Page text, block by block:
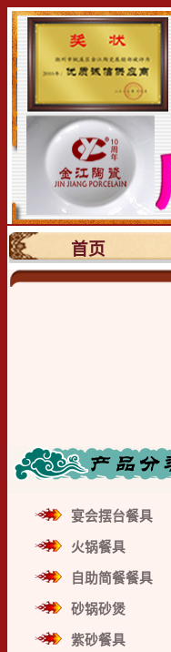
首页
宴会摆台餐具
火锅餐具
自助简餐餐具
砂锅砂煲
紫砂餐具